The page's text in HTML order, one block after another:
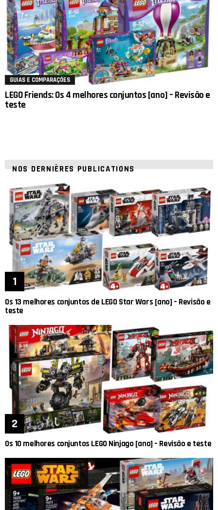
GUIAS E COMPARAÇÕES
LEGO Friends: Os 4 melhores conjuntos [ano] – Revisão e
teste
NOS DERNIÈRES PUBLICATIONS
Os 13 melhores conjuntos de LEGO Star Wars [ano] – Revisão e
teste
Os 10 melhores conjuntos LEGO Ninjago [ano] – Revisão e teste